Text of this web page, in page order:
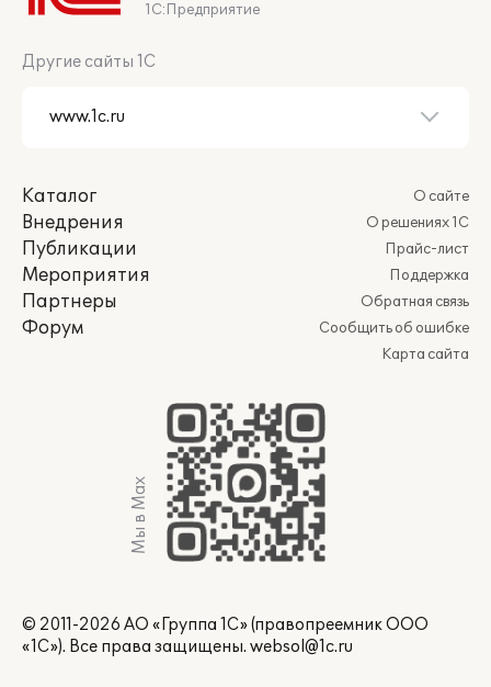
1С:Предприятие
Другие сайты 1С
Каталог
Внедрения
Публикации
Мероприятия
Партнеры
Форум
О сайте
О решениях 1С
Прайс-лист
Поддержка
Обратная связь
Сообщить об ошибке
Карта сайта
Мы в Max
© 2011-2026 АО «Группа 1С» (правопреемник ООО
«1С»). Все права защищены. websol@1c.ru